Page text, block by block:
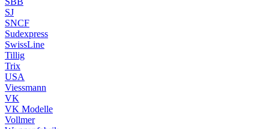
SJ
SNCF
Sudexpress
SwissLine
Tillig
Trix
USA
Viessmann
VK
VK Modelle
Vollmer